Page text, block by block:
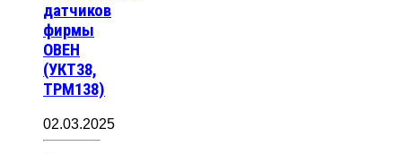
датчиков
фирмы
ОВЕН
(УКТ38,
ТРМ138)
02.03.2025